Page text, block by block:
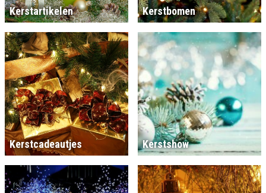
Kerstartikelen Kerstbomen
Kerstcadeautjes Kerstshow